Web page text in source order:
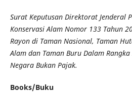
Surat Keputusan Direktorat Jenderal
Konservasi Alam Nomor 133 Tahun
Rayon di Taman Nasional, Taman
Alam dan Taman Buru Dalam
Negara Bukan Pajak.
Books/Buku